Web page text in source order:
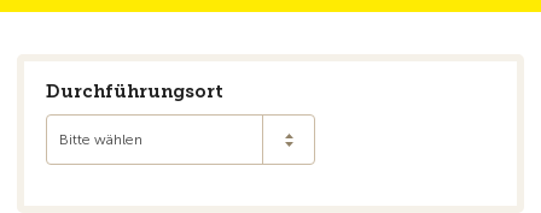
Durchführungsort
Bitte wählen